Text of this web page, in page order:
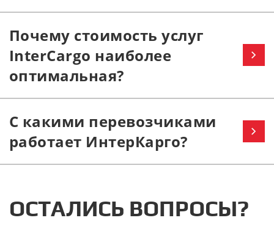
Почему стоимость услуг
InterCargo наиболее
оптимальная?
С какими перевозчиками
работает ИнтерКарго?
ОСТАЛИСЬ ВОПРОСЫ?